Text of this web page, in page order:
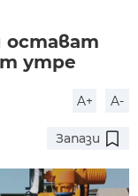
остават
утре
A+ A-
Запази